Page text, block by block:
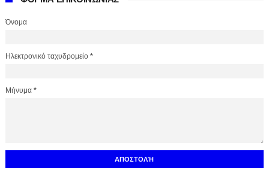
Όνομα
Ηλεκτρονικό ταχυδρομείο *
Μήνυμα *